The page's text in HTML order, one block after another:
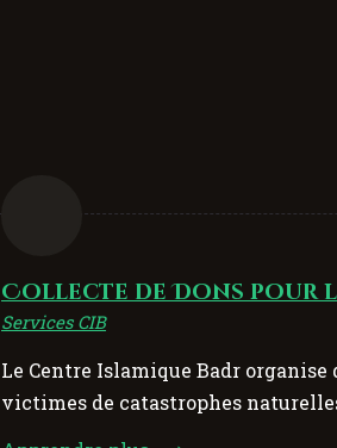
Collecte de Dons pour
Services CIB
Le Centre Islamique Badr
victimes de catastrophes